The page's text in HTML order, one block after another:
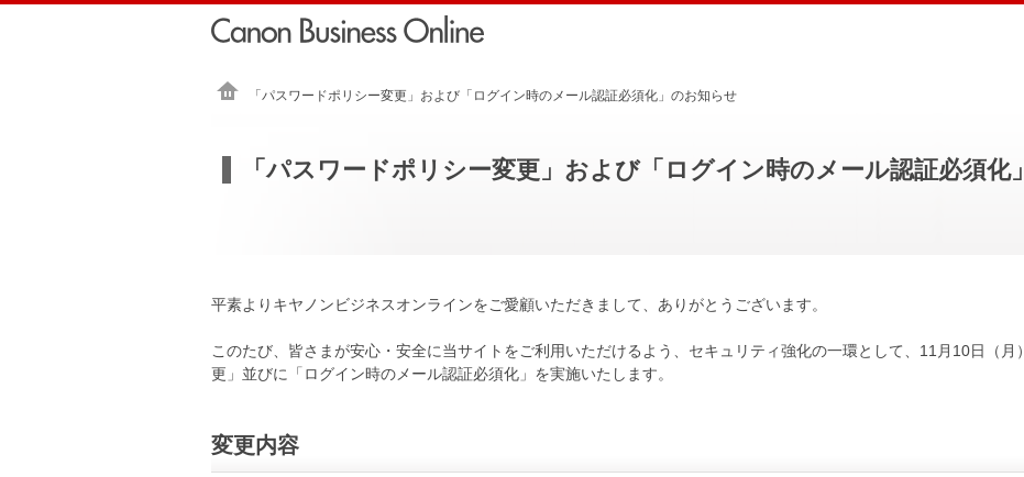
「パスワードポリシー変更」および「ログイン時のメール認証必須化」のお知らせ
「パスワードポリシー変更」および「ログイン時のメール認証必須化
平素よりキヤノンビジネスオンラインをご愛顧いただきまして、ありがとうございます。
このたび、皆さまが安心・安全に当サイトをご利用いただけるよう、セキュリティ強化の一環として、11月10日（
更」並びに「ログイン時のメール認証必須化」を実施いたします。
変更内容